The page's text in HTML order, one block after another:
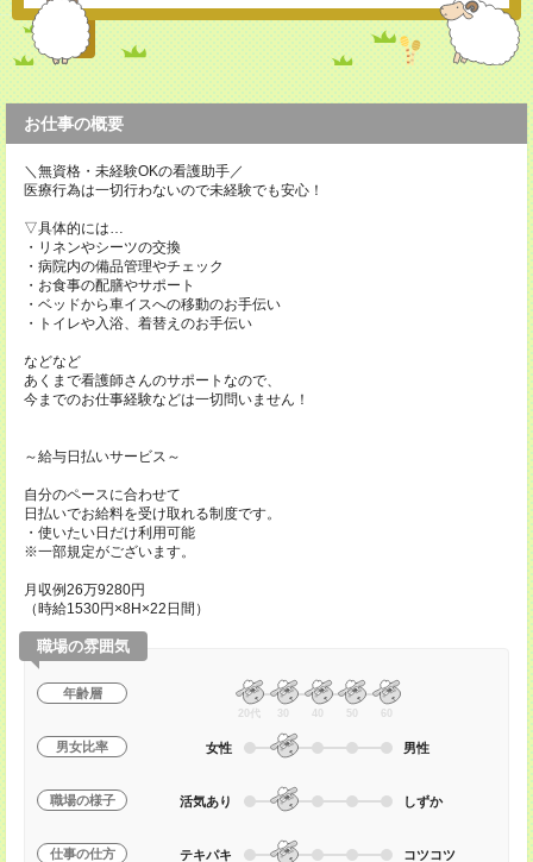
お仕事の概要
＼無資格・未経験OKの看護助手／
医療行為は一切行わないので未経験でも安心！
▽具体的には…
・リネンやシーツの交換
・病院内の備品管理やチェック
・お食事の配膳やサポート
・ベッドから車イスへの移動のお手伝い
・トイレや入浴、着替えのお手伝い
などなど
あくまで看護師さんのサポートなので、
今までのお仕事経験などは一切問いません！
～給与日払いサービス～
自分のペースに合わせて
日払いでお給料を受け取れる制度です。
・使いたい日だけ利用可能
※一部規定がございます。
月収例26万9280円
（時給1530円×8H×22日間）
職場の雰囲気
年齢層
20代 30 40 50 60
男女比率 女性 男性
職場の様子 活気あり しずか
仕事の仕方 テキパキ コツコツ